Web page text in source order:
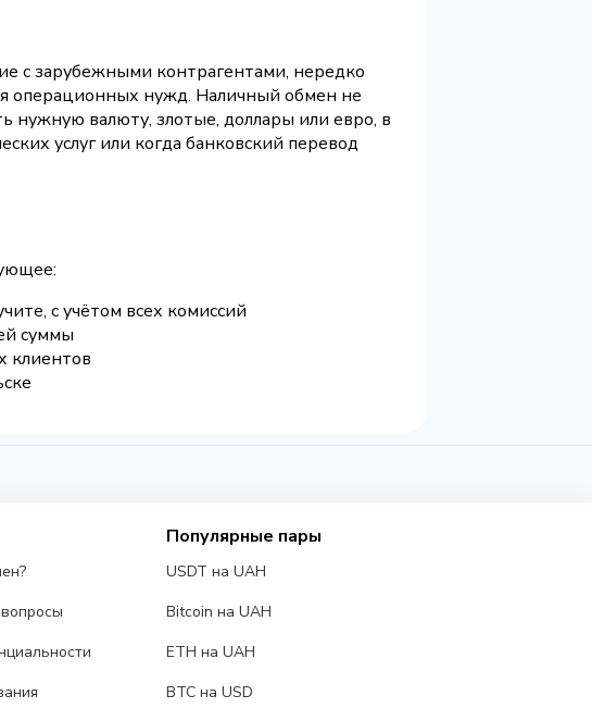
с зарубежными контрагентами, нередко
операционных нужд. Наличный обмен не
нужную валюту, злотые, доллары или евро, в
услуг или когда банковский перевод
с учётом всех комиссий
суммы
клиентов
Популярные пары
USDT на UAH
Bitcoin на UAH
ETH на UAH
BTC на USD